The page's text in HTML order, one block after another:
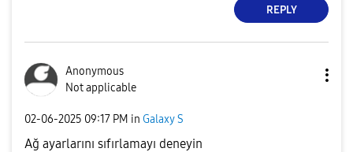
REPLY
Anonymous
Not applicable
‎02-06-2025 09:17 PM in Galaxy S
Ağ ayarlarını sıfırlamayı deneyin